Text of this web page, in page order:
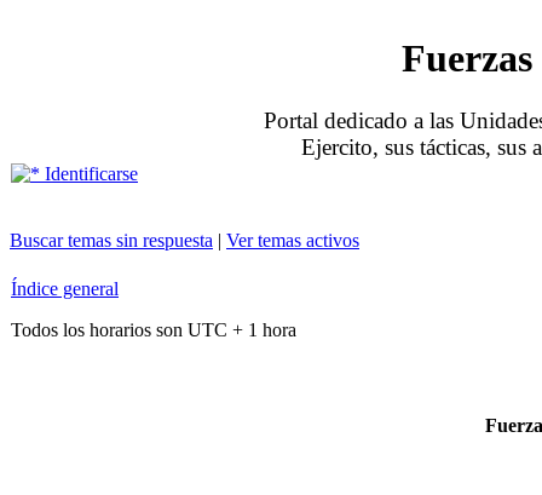
Portal dedicado a las
Ejercito, sus tácticas, sus
Identificarse
Buscar temas sin respuesta | Ver temas activos
Índice general
Todos los horarios son UTC + 1 hora